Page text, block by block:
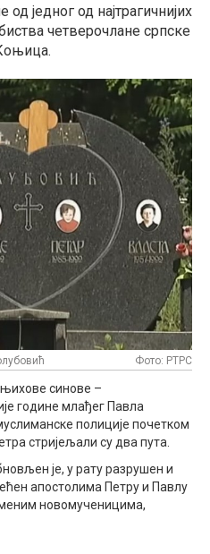
једног од најтрагичнијих
четверочлане српске
Фото: РТРС
синове –
године млађег Павла
полиције почетком
стријељали су два пута.
је, у рату разрушен и
апостолима Петру и Павлу
новомученицима,